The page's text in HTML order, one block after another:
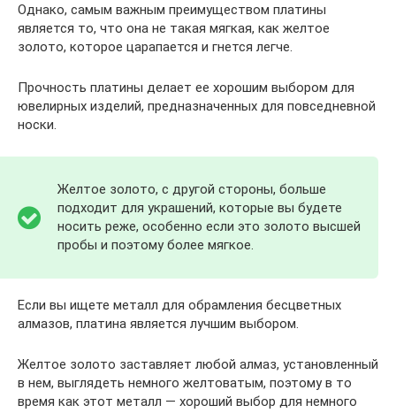
Однако, самым важным преимуществом платины
является то, что она не такая мягкая, как желтое
золото, которое царапается и гнется легче.
Прочность платины делает ее хорошим выбором для
ювелирных изделий, предназначенных для повседневной
носки.
Желтое золото, с другой стороны, больше
подходит для украшений, которые вы будете
носить реже, особенно если это золото высшей
пробы и поэтому более мягкое.
Если вы ищете металл для обрамления бесцветных
алмазов, платина является лучшим выбором.
Желтое золото заставляет любой алмаз, установленный
в нем, выглядеть немного желтоватым, поэтому в то
время как этот металл — хороший выбор для немного